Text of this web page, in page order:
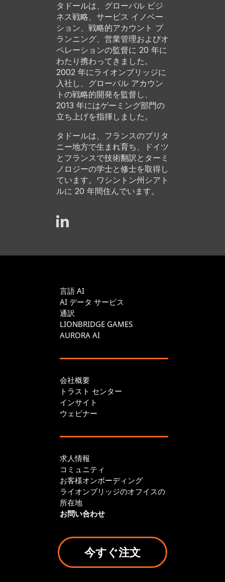
タドールは、グローバル ビジ
ネス戦略、サービス イノベー
ション、戦略的アカウント プ
ランニング、営業管理およびオ
ペレーションの監督に 20 年に
わたり携わってきました。
2002 年にライオンブリッジに
入社し、グローバル アカウン
トの戦略的開発を監督し、
2013 年にはゲーミング部門の
立ち上げを指揮しました。
タドールは、フランスのブリタ
ニー地方で生まれ育ち、ドイツ
とフランスで技術翻訳とターミ
ノロジーの学士と修士を取得し
ています。ワシントン州シアト
ルに 20 年間住んでいます。
言語 AI
AI データ サービス
通訳
LIONBRIDGE GAMES
AURORA AI
会社概要
トラスト センター
インサイト
ウェビナー
求人情報
コミュニティ
お客様オンボーディング
ライオンブリッジのオフイスの
所在地
お問い合わせ
今すぐ注文